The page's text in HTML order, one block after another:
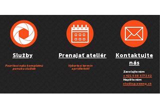
Služby
Pozrite si našu kompletnú
ponuku služieb
Prenajať ateliér
Vyberte si termín
a príďte fotiť
Kontaktujte
nás
Zavolajte nám
+ 421 908 677 262
Napíšte nám
studio@zweng.sk